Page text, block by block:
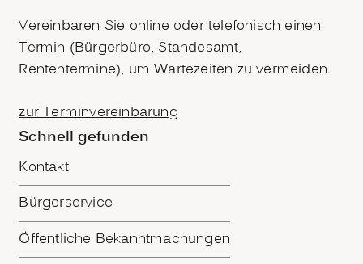
Vereinbaren Sie online oder telefonisch einen
Termin (Bürgerbüro, Standesamt,
Rententermine), um Wartezeiten zu vermeiden.
zur Terminvereinbarung
Schnell gefunden
Kontakt
Bürgerservice
Öffentliche Bekanntmachungen